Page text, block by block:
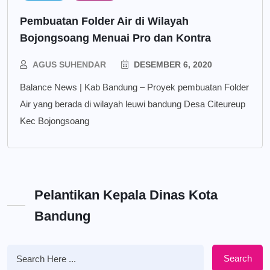
Pembuatan Folder Air di Wilayah
Bojongsoang Menuai Pro dan Kontra
AGUS SUHENDAR DESEMBER 6, 2020
Balance News | Kab Bandung – Proyek pembuatan Folder
Air yang berada di wilayah leuwi bandung Desa Citeureup
Kec Bojongsoang
Pelantikan Kepala Dinas Kota
Bandung
Search